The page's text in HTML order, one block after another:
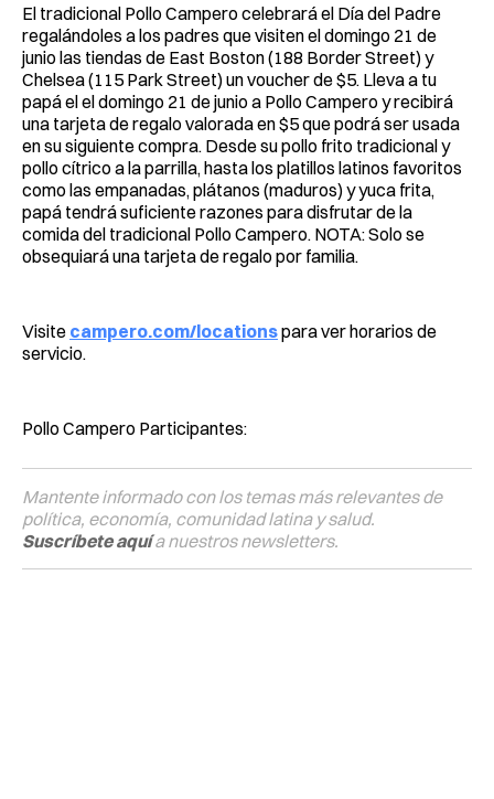
El tradicional Pollo Campero celebrará el Día del Padre
regalándoles a los padres que visiten el domingo 21 de
junio las tiendas de East Boston (188 Border Street) y
Chelsea (115 Park Street) un voucher de $5. Lleva a tu
papá el el domingo 21 de junio a Pollo Campero y recibirá
una tarjeta de regalo valorada en $5 que podrá ser usada
en su siguiente compra. Desde su pollo frito tradicional y
pollo cítrico a la parrilla, hasta los platillos latinos favoritos
como las empanadas, plátanos (maduros) y yuca frita,
papá tendrá suficiente razones para disfrutar de la
comida del tradicional Pollo Campero. NOTA: Solo se
obsequiará una tarjeta de regalo por familia.
Visite campero.com/locationspara ver horarios de
servicio.
Pollo Campero Participantes:
Mantente informado con los temas más relevantes de
política, economía, comunidad latina y salud.
Suscríbete aquía nuestros newsletters.